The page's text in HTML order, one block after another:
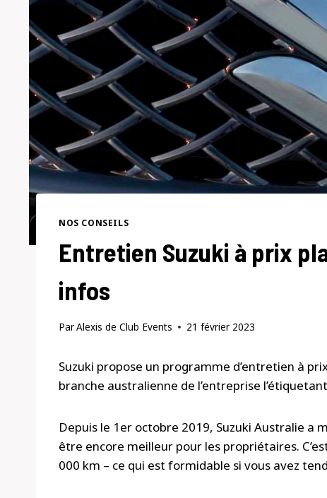
NOS CONSEILS
Entretien Suzuki à prix
infos
ParAlexis de Club Events 21 février 2023
Suzuki propose un programme d’entretien à
branche australienne de l’entreprise
Depuis le 1er octobre 2019, Suzuki Australie a
être encore meilleur pour les propriétaires.
000 km – ce qui est formidable si vous avez